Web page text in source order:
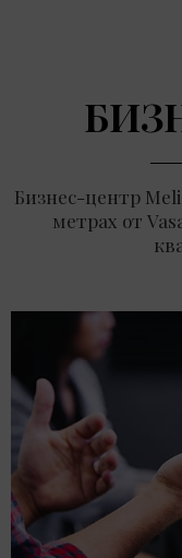
Бизнес-центр
метрах от